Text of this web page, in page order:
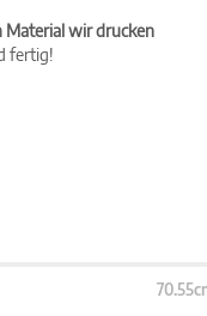
Material wir drucken
fertig!